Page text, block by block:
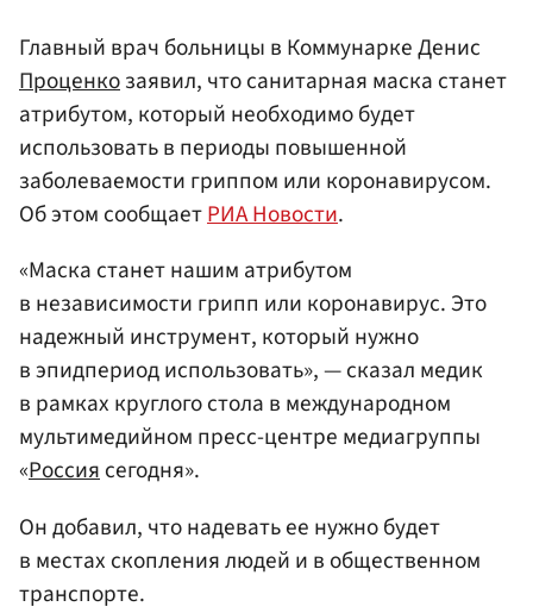
Главный врач больницы в Коммунарке Денис
Проценкозаявил, что санитарная маска станет
атрибутом, который необходимо будет
использовать в периоды повышенной
заболеваемости гриппом или коронавирусом.
Об этом сообщаетРИА Новости.
«Маска станет нашим атрибутом
в независимости грипп или коронавирус. Это
надежный инструмент, который нужно
в эпидпериод использовать», — сказал медик
в рамках круглого стола в международном
мультимедийном пресс-центре медиагруппы
«Россиясегодня».
Он добавил, что надевать ее нужно будет
в местах скопления людей и в общественном
транспорте.